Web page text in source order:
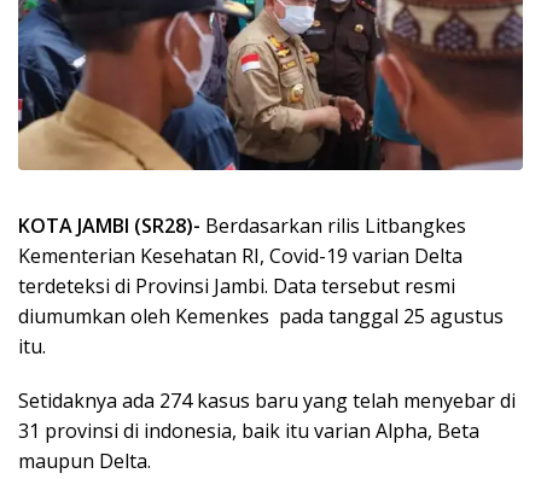
KOTA JAMBI (SR28)- Berdasarkan rilis Litbangkes
Kementerian Kesehatan RI, Covid-19 varian Delta
terdeteksi di Provinsi Jambi. Data tersebut resmi
diumumkan oleh Kemenkes pada tanggal 25 agustus
itu.
Setidaknya ada 274 kasus baru yang telah menyebar di
31 provinsi di indonesia, baik itu varian Alpha, Beta
maupun Delta.